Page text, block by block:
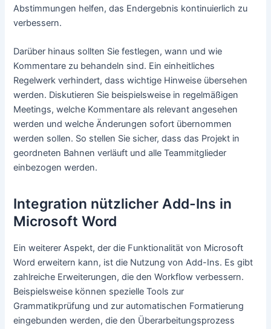
Abstimmungen helfen, das Endergebnis kontinuierlich zu
verbessern.
Darüber hinaus sollten Sie festlegen, wann und wie
Kommentare zu behandeln sind. Ein einheitliches
Regelwerk verhindert, dass wichtige Hinweise übersehen
werden. Diskutieren Sie beispielsweise in regelmäßigen
Meetings, welche Kommentare als relevant angesehen
werden und welche Änderungen sofort übernommen
werden sollen. So stellen Sie sicher, dass das Projekt in
geordneten Bahnen verläuft und alle Teammitglieder
einbezogen werden.
Integration nützlicher Add-Ins in
Microsoft Word
Ein weiterer Aspekt, der die Funktionalität von Microsoft
Word erweitern kann, ist die Nutzung von Add-Ins. Es gibt
zahlreiche Erweiterungen, die den Workflow verbessern.
Beispielsweise können spezielle Tools zur
Grammatikprüfung und zur automatischen Formatierung
eingebunden werden, die den Überarbeitungsprozess